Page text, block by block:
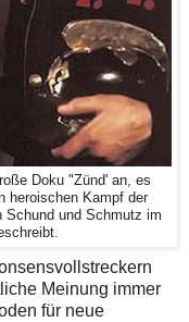
Doku "Zünd' an, es
heroischen Kampf der
Schund und Schmutz im
Meinung immer
für neue